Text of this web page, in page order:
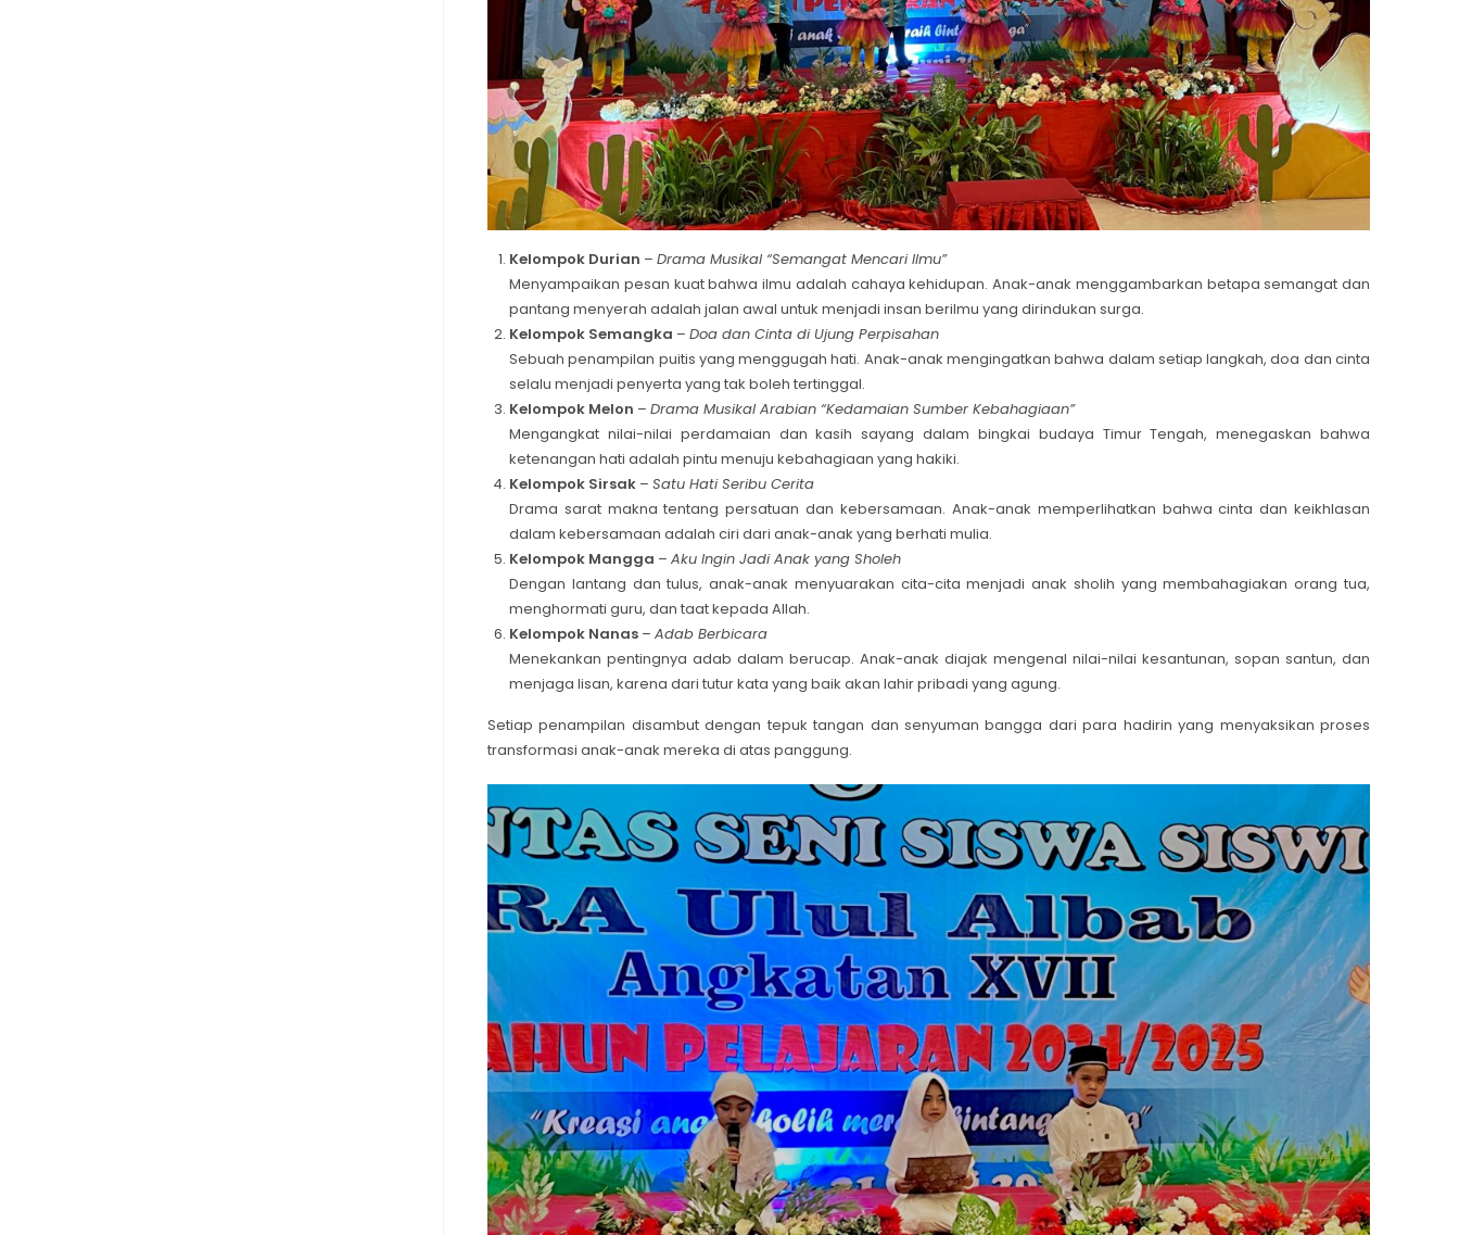
Kelompok Durian – Drama Musikal “Semangat Mencari Ilmu”
Menyampaikan pesan kuat bahwa ilmu adalah cahaya kehidupan. Anak-anak menggambarkan betapa semangat dan
pantang menyerah adalah jalan awal untuk menjadi insan berilmu yang dirindukan surga.
Kelompok Semangka – Doa dan Cinta di Ujung Perpisahan
Sebuah penampilan puitis yang menggugah hati. Anak-anak mengingatkan bahwa dalam setiap langkah, doa dan cinta
selalu menjadi penyerta yang tak boleh tertinggal.
Kelompok Melon – Drama Musikal Arabian “Kedamaian Sumber Kebahagiaan”
Mengangkat nilai-nilai perdamaian dan kasih sayang dalam bingkai budaya Timur Tengah, menegaskan bahwa
ketenangan hati adalah pintu menuju kebahagiaan yang hakiki.
Kelompok Sirsak – Satu Hati Seribu Cerita
Drama sarat makna tentang persatuan dan kebersamaan. Anak-anak memperlihatkan bahwa cinta dan keikhlasan
dalam kebersamaan adalah ciri dari anak-anak yang berhati mulia.
Kelompok Mangga – Aku Ingin Jadi Anak yang Sholeh
Dengan lantang dan tulus, anak-anak menyuarakan cita-cita menjadi anak sholih yang membahagiakan orang tua,
menghormati guru, dan taat kepada Allah.
Kelompok Nanas – Adab Berbicara
Menekankan pentingnya adab dalam berucap. Anak-anak diajak mengenal nilai-nilai kesantunan, sopan santun, dan
menjaga lisan, karena dari tutur kata yang baik akan lahir pribadi yang agung.
Setiap penampilan disambut dengan tepuk tangan dan senyuman bangga dari para hadirin yang menyaksikan proses
transformasi anak-anak mereka di atas panggung.